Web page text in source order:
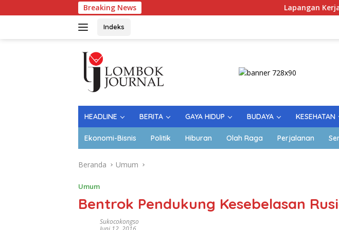
ke
Breaking News Lapangan Kerja Bagi
Indeks
HEADLINE BERITA GAYA HIDUP BUDAYA KESEHATAN
Ekonomi-Bisnis Politik Hiburan Olah Raga Perjalanan
Beranda Umum
Umum
Bentrok Pendukung Kesebelasan
Sukocokongso